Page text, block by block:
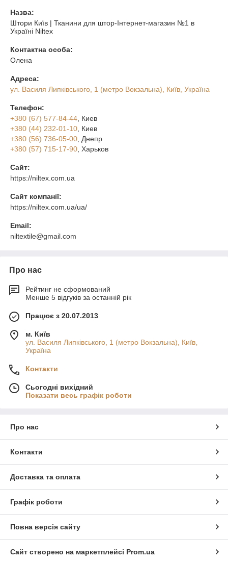
Назва:
Штори Київ | Тканини для штор-Інтернет-магазин №1 в
Україні Niltex
Контактна особа:
Олена
Адреса:
ул. Василя Липківського, 1 (метро Вокзальна), Київ, Україна
Телефон:
+380 (67) 577-84-44 , Киев
+380 (44) 232-01-10 , Киев
+380 (56) 736-05-00 , Днепр
+380 (57) 715-17-90 , Харьков
Сайт:
https://niltex.com.ua
Сайт компанії:
https://niltex.com.ua/ua/
Email:
niltextile@gmail.com
Про нас
Рейтинг не сформований
Менше 5 відгуків за останній рік
Працює з 20.07.2013
м. Київ
ул. Василя Липківського, 1 (метро Вокзальна), Київ,
Україна
Контакти
Сьогодні вихідний
Показати весь графік роботи
Про нас
Контакти
Доставка та оплата
Графік роботи
Повна версія сайту
Сайт створено на маркетплейсі Prom.ua